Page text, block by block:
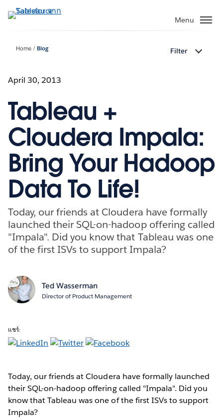
ไป
Menu
Home Blog Filter
April 30, 2013
Tableau +
Cloudera Impala:
Bring Your Hadoop
Data To Life!
Today, our friends at Cloudera have formally
launched their SQL-on-hadoop offering called
"Impala". Did you know that Tableau was one
of the first ISVs to support Impala?
Ted Wasserman
Director of Product Management
แชร์:
Today, our friends at Cloudera have formally launched
their SQL-on-hadoop offering called "Impala". Did you
know that Tableau was one of the first ISVs to support
Impala?